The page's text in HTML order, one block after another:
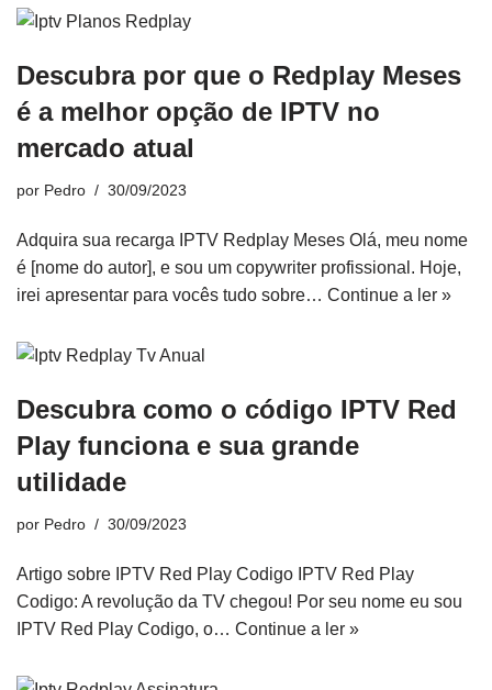
Descubra por que o Redplay Meses
é a melhor opção de IPTV no
mercado atual
por Pedro 30/09/2023
Adquira sua recarga IPTV Redplay Meses Olá, meu nome
é [nome do autor], e sou um copywriter profissional. Hoje,
irei apresentar para vocês tudo sobre… Continue a ler »
Descubra como o código IPTV Red
Play funciona e sua grande
utilidade
por Pedro 30/09/2023
Artigo sobre IPTV Red Play Codigo IPTV Red Play
Codigo: A revolução da TV chegou! Por seu nome eu sou
IPTV Red Play Codigo, o… Continue a ler »